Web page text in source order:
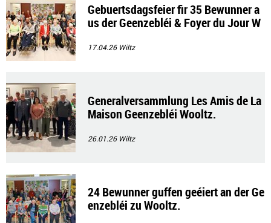
Gebuertsdagsfeier fir 35 Bewunner a
us der Geenzebléi & Foyer du Jour W
17.04.26 Wiltz
Generalversammlung Les Amis de La
Maison Geenzebléi Wooltz.
26.01.26 Wiltz
24 Bewunner guffen geéiert an der Ge
enzebléi zu Wooltz.